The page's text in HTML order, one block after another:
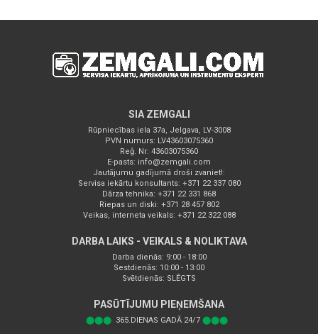
SIA ZEMGALI
Rūpniecības iela 37a, Jelgava, LV-3008
PVN numurs: LV43603075360
Reģ. Nr: 43603075360
E-pasts: info@zemgali.com
Jautājumu gadījumā droši zvaniet!:
Servisa iekārtu konsultants: +371 22 337 080
Dārza tehnika: +371 22 331 868
Riepas un diski: +371 28 457 802
Veikas, interneta veikals: +371 22 322 088
DARBA LAIKS - VEIKALS & NOLIKTAVA
Darba dienās: 9:00 - 18:00
Sestdienās: 10:00 - 13:00
Svētdienās: SLĒGTS
PASŪTĪJUMU PIEŅEMŠANA
⬤⬤⬤ 365.DIENAS GADĀ 24/7 ⬤⬤⬤